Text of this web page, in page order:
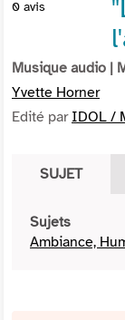
0 avis
Musique audio |
Yvette Horner
Edité par IDOL /
SUJET
Sujets
Ambiance,